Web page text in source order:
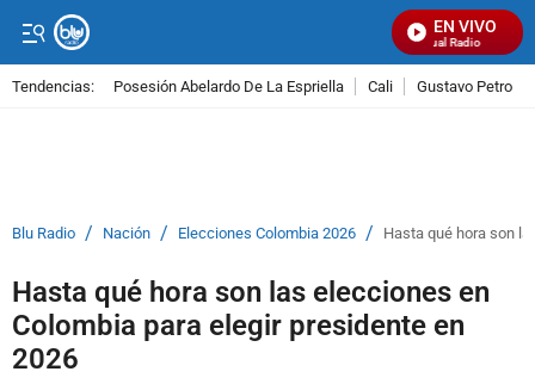
EN VIVO
Señal Visual Radio
Tendencias: Posesión Abelardo De La Espriella Cali Gustavo Petro
Blu Radio / Nación / Elecciones Colombia 2026 / Hasta qué hora son
Hasta qué hora son las elecciones en
Colombia para elegir presidente en
2026